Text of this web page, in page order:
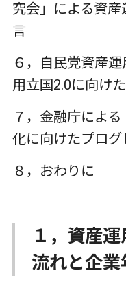
究会」による資
言
６，自民党資産
用立国2.0に向けた
７，金融庁によ
化に向けたプログ
８，おわりに
１，資産
流れと企